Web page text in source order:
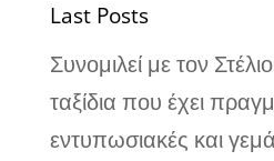
Last Posts
Συνομιλεί με τον
ταξίδια που έχει
εντυπωσιακές και